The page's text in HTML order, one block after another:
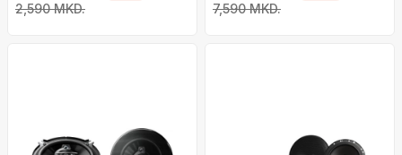
2,590 MKD. 7,590 MKD.